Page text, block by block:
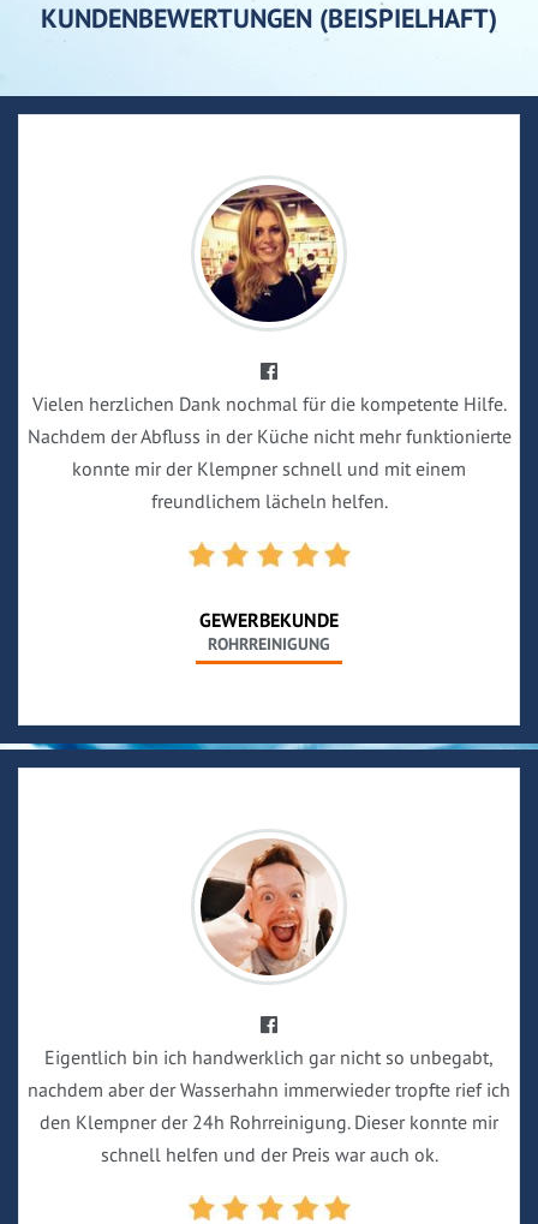
KUNDENBEWERTUNGEN (BEISPIELHAFT)
Vielen herzlichen Dank nochmal für die kompetente Hilfe.
Nachdem der Abfluss in der Küche nicht mehr funktionierte
konnte mir der Klempner schnell und mit einem
freundlichem lächeln helfen.
GEWERBEKUNDE
ROHRREINIGUNG
Eigentlich bin ich handwerklich gar nicht so unbegabt,
nachdem aber der Wasserhahn immerwieder tropfte rief ich
den Klempner der 24h Rohrreinigung. Dieser konnte mir
schnell helfen und der Preis war auch ok.